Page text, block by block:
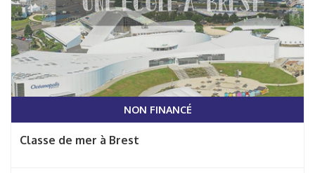
NON FINANCÉ
Classe de mer à Brest